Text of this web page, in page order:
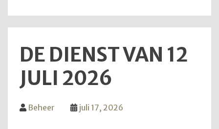
DE DIENST VAN 12
JULI 2026
Beheer juli 17, 2026